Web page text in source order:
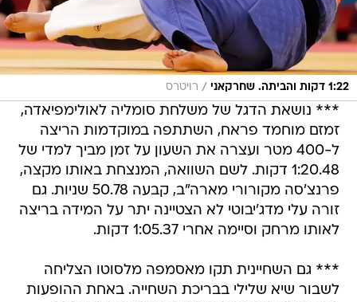
1:22 דקות והביתה. שחרקאני / רויטרס
*** נושאת הדגל של משלחת סומליה לאולימפיאדה,
זמזם מוחמד פראח, השתתפה במוקדמות הריצה
ל-400 מטר ועצרה את השעון על זמן מביך למדי של
1:20.48 דקות. לשם השוואה, המנצחת באותו מקצה,
פרנצ'סה מקורורי מארה"ב, קבעה 50.78 שניות. גם
זורה עלי מדג'יבוטי לא הצטיינה יתר על המידה בריצה
לאותו מרחק וסיימה אחרי 1:05.37 דקות.
*** גם השחיינית תקו מאסמפה מלסוטו הצליחה
לשבור שיא שלילי בבריכת השחייה. באחת ההופעות